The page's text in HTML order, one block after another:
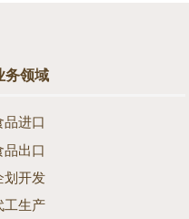
务领域
品进口
品出口
划开发
工生产